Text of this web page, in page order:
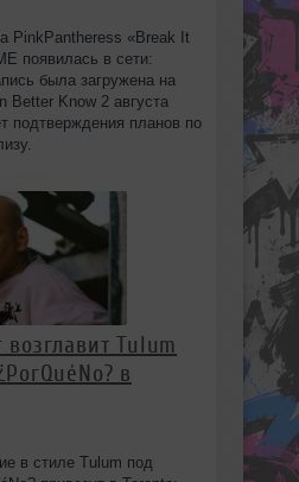
PinkPantheress «Break It
появилась в сети:
была загружена на
Better Know 2 августа
подтверждения планов по
Tulum
в
в стиле Tulum под